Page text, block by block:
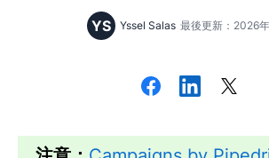
YS Yssel Salas 最後更新：2026